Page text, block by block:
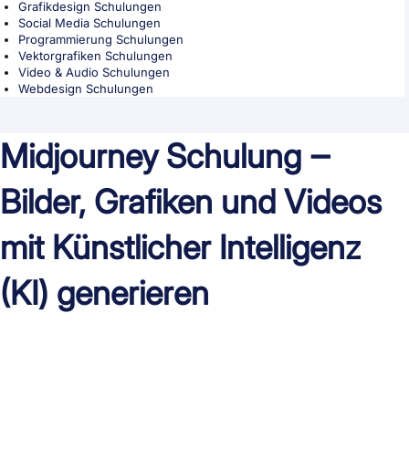
Grafikdesign Schulungen
Social Media Schulungen
Programmierung Schulungen
Vektorgrafiken Schulungen
Video & Audio Schulungen
Webdesign Schulungen
Midjourney Schulung ‒
Bilder, Grafiken und Videos
mit Künstlicher Intelligenz
(KI) generieren